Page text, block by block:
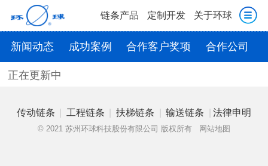
链条产品 定制开发 关于环球
新闻动态 成功案例 合作客户奖项 合作公司
正在更新中
传动链条 | 工程链条 | 扶梯链条 | 输送链条 | 法律申明
© 2021 苏州环球科技股份有限公司 版权所有 网站地图